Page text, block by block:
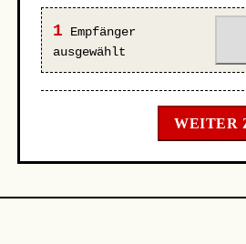
Christoph Grimm
AfD · Wahlkreis 13
Nordwestmecklenburg II –
[Profil ↗]
AfD · Wahlkreis 12
1 Empfänger
ausgewählt
WEITER